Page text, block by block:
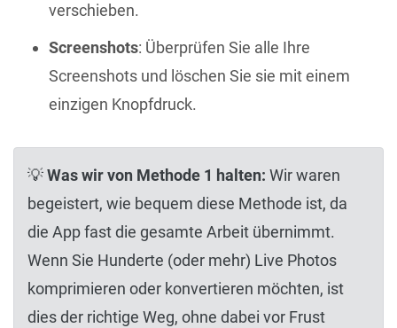
verschieben.
Screenshots: Überprüfen Sie alle Ihre
Screenshots und löschen Sie sie mit einem
einzigen Knopfdruck.
💡Was wir von Methode 1 halten: Wir waren
begeistert, wie bequem diese Methode ist, da
die App fast die gesamte Arbeit übernimmt.
Wenn Sie Hunderte (oder mehr) Live Photos
komprimieren oder konvertieren möchten, ist
dies der richtige Weg, ohne dabei vor Frust